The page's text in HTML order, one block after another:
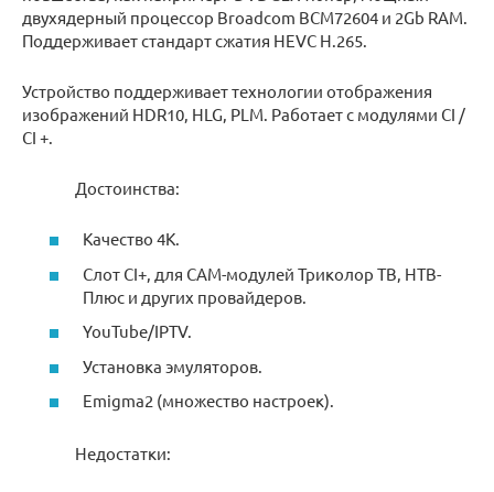
двухядерный процессор Broadcom BCM72604 и 2Gb RAM.
Поддерживает стандарт сжатия HEVC H.265.
Устройство поддерживает технологии отображения
изображений HDR10, HLG, PLM. Работает с модулями CI /
CI +.
Достоинства:
Качество 4K.
Слот CI+, для CAM-модулей Триколор ТВ, НТВ-
Плюс и других провайдеров.
YouTube/IPTV.
Установка эмуляторов.
Emigma2 (множество настроек).
Недостатки: